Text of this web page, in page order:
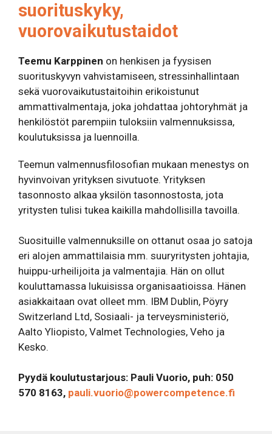
suorituskyky,
vuorovaikutustaidot
Teemu Karppinen on henkisen ja fyysisen
suorituskyvyn vahvistamiseen, stressinhallintaan
sekä vuorovaikutustaitoihin erikoistunut
ammattivalmentaja, joka johdattaa johtoryhmät ja
henkilöstöt parempiin tuloksiin valmennuksissa,
koulutuksissa ja luennoilla.
Teemun valmennusfilosofian mukaan menestys on
hyvinvoivan yrityksen sivutuote. Yrityksen
tasonnosto alkaa yksilön tasonnostosta, jota
yritysten tulisi tukea kaikilla mahdollisilla tavoilla.
Suosituille valmennuksille on ottanut osaa jo satoja
eri alojen ammattilaisia mm. suuryritysten johtajia,
huippu-urheilijoita ja valmentajia. Hän on ollut
kouluttamassa lukuisissa organisaatioissa. Hänen
asiakkaitaan ovat olleet mm. IBM Dublin, Pöyry
Switzerland Ltd, Sosiaali- ja terveysministeriö,
Aalto Yliopisto, Valmet Technologies, Veho ja
Kesko.
Pyydä koulutustarjous: Pauli Vuorio, puh: 050
570 8163, pauli.vuorio@powercompetence.fi